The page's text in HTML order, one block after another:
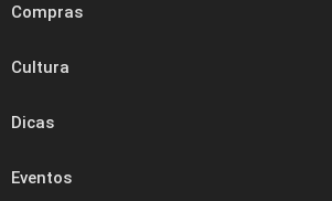
Compras
Cultura
Dicas
Eventos